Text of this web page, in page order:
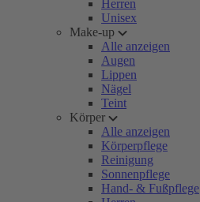
Herren
Unisex
Make-up
Alle anzeigen
Augen
Lippen
Nägel
Teint
Körper
Alle anzeigen
Körperpflege
Reinigung
Sonnenpflege
Hand- & Fußpflege